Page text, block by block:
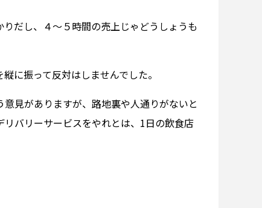
だし、４～５時間の売上じゃどうしょうも
に振って反対はしませんでした。
見がありますが、路地裏や人通りがないと
バリーサービスをやれとは、1日の飲食店